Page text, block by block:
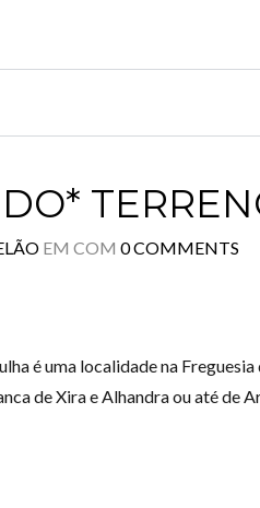
EM COM 0 COMMENTS
é uma localidade na
de Xira e Alhandra ou até de